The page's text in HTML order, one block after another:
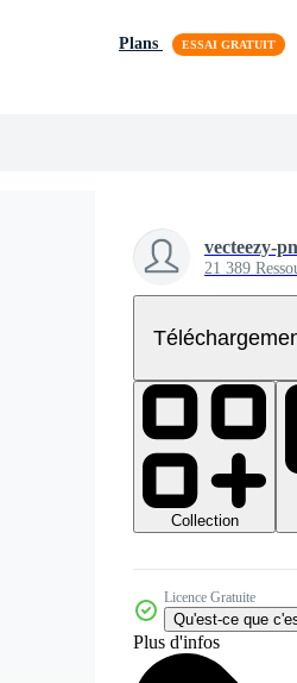
Plans
vecteezy-
21 389
Collection
Licence Gratuite
Qu'est-ce que
Plus d'infos